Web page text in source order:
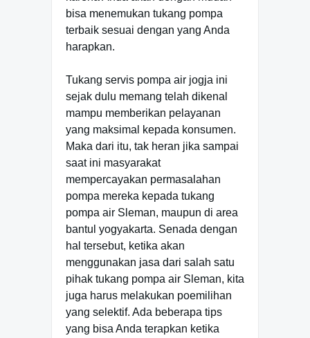
bisa menemukan tukang pompa
terbaik sesuai dengan yang Anda
harapkan.
Tukang servis pompa air jogja ini
sejak dulu memang telah dikenal
mampu memberikan pelayanan
yang maksimal kepada konsumen.
Maka dari itu, tak heran jika sampai
saat ini masyarakat
mempercayakan permasalahan
pompa mereka kepada tukang
pompa air Sleman, maupun di area
bantul yogyakarta. Senada dengan
hal tersebut, ketika akan
menggunakan jasa dari salah satu
pihak tukang pompa air Sleman, kita
juga harus melakukan poemilihan
yang selektif. Ada beberapa tips
yang bisa Anda terapkan ketika